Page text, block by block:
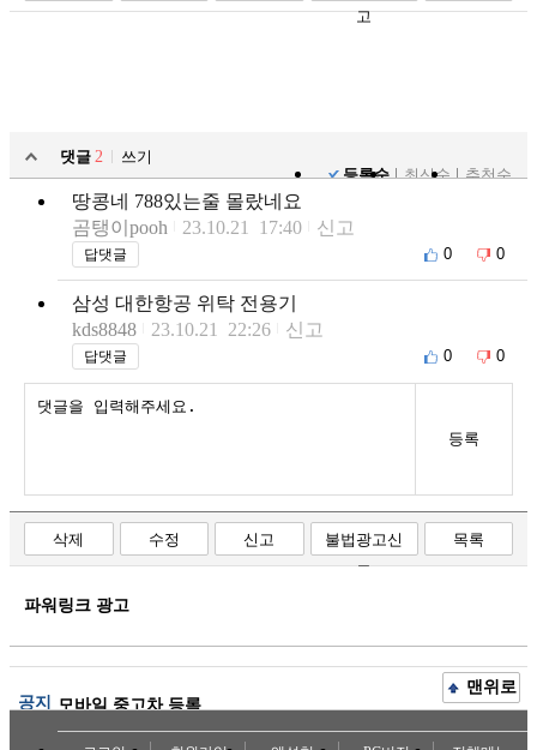
고
댓글 2
쓰기
등록순
최신순 추천순
땅콩네 788있는줄 몰랐네요
곰탱이pooh
23.10.21 17:40 신고
답댓글 0 0
삼성 대한항공 위탁 전용기
kds8848
23.10.21 22:26 신고
답댓글 0 0
등록
삭제 수정 신고
불법광고신
고
목록
파워링크 광고
공지 모바일 중고차 등록
맨위로